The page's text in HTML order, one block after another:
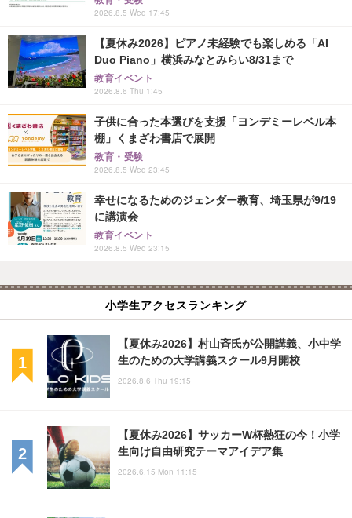
2026.8.5 Wed 17:45
【夏休み2026】ピアノ未経験でも楽しめる「AI
Duo Piano」横浜みなとみらい8/31まで
教育イベント
2026.8.6 Thu 1:45
子供に合った本選びを支援「ヨンデミーレベル本
棚」くまざわ書店で展開
教育・受験
2026.8.5 Wed 23:45
幸せになるためのジェンダー教育、埼玉県が9/19
に講演会
教育イベント
2026.8.5 Wed 23:15
小学生アクセスランキング
【夏休み2026】村山斉氏が公開講義、小中学
生のための大学講義スクール9月開校
2026.8.6 Thu 19:15
【夏休み2026】サッカーW杯熱狂の今！小学
生向け自由研究テーマアイデア集
2026.6.15 Mon 11:15